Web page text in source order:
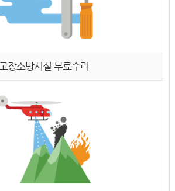
장소방시설 무료수리